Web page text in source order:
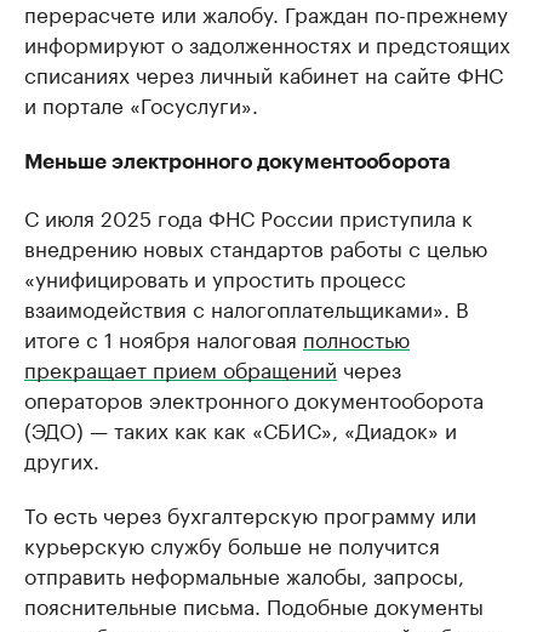
перерасчете или жалобу. Граждан по-прежнему
информируют о задолженностях и предстоящих
списаниях через личный кабинет на сайте ФНС
и портале «Госуслуги».
Меньше электронного документооборота
С июля 2025 года ФНС России приступила к
внедрению новых стандартов работы с целью
«унифицировать и упростить процесс
взаимодействия с налогоплательщиками». В
итоге с 1 ноября налоговая полностью
прекращает прием обращений через
операторов электронного документооборота
(ЭДО) — таких как как «СБИС», «Диадок» и
других.
То есть через бухгалтерскую программу или
курьерскую службу больше не получится
отправить неформальные жалобы, запросы,
пояснительные письма. Подобные документы